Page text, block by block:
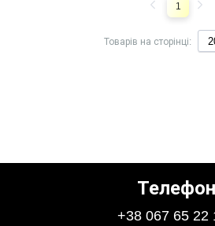
Товарів на сторінці:
1
Телефон
+38 067 65 22